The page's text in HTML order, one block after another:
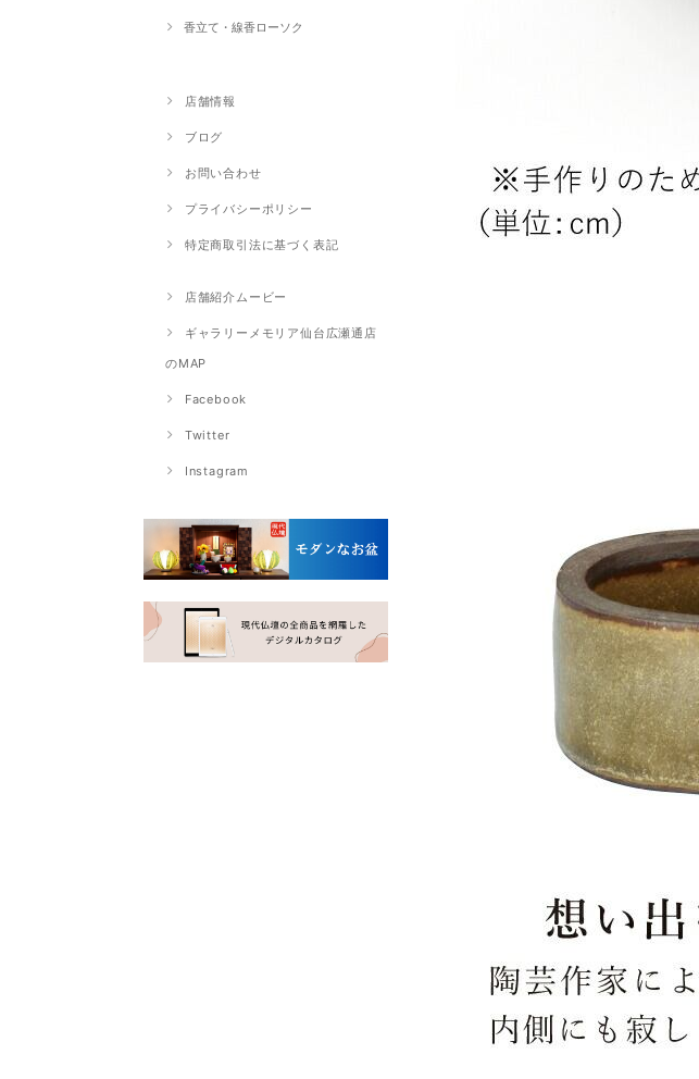
香立て・線香ローソク
店舗情報
ブログ
お問い合わせ
プライバシーポリシー
特定商取引法に基づく表記
店舗紹介ムービー
ギャラリーメモリア仙台広瀬通店
のMAP
Facebook
Twitter
Instagram